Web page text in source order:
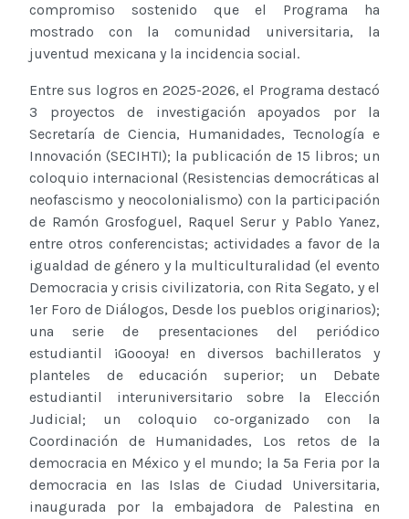
compromiso sostenido que el Programa ha
mostrado con la comunidad universitaria, la
juventud mexicana y la incidencia social.
Entre sus logros en 2025-2026, el Programa destacó
3 proyectos de investigación apoyados por la
Secretaría de Ciencia, Humanidades, Tecnología e
Innovación (SECIHTI); la publicación de 15 libros; un
coloquio internacional (Resistencias democráticas al
neofascismo y neocolonialismo) con la participación
de Ramón Grosfoguel, Raquel Serur y Pablo Yanez,
entre otros conferencistas; actividades a favor de la
igualdad de género y la multiculturalidad (el evento
Democracia y crisis civilizatoria, con Rita Segato, y el
1er Foro de Diálogos, Desde los pueblos originarios);
una serie de presentaciones del periódico
estudiantil ¡Goooya! en diversos bachilleratos y
planteles de educación superior; un Debate
estudiantil interuniversitario sobre la Elección
Judicial; un coloquio co-organizado con la
Coordinación de Humanidades, Los retos de la
democracia en México y el mundo; la 5a Feria por la
democracia en las Islas de Ciudad Universitaria,
inaugurada por la embajadora de Palestina en